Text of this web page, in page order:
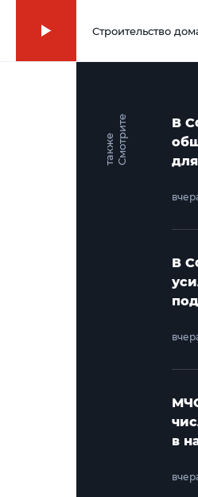
00:00
Строительство
С
м
о
т
р и
т
е
т
а
к
ж
е
В
В
в